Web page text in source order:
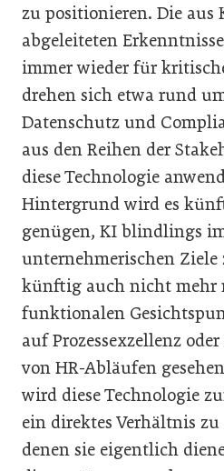
zu positionieren. Die aus
abgeleiteten
immer wieder für
drehen sich etwa rund
Datenschutz und
aus den Reihen der
diese Technologie
Hintergrund wird es
genügen, KI blindlings
unternehmerischen
künftig auch nicht mehr
funktionalen
auf Prozessexzellenz
von HR-Abläufen
wird diese Technologie
ein direktes Verhältnis
denen sie eigentlich